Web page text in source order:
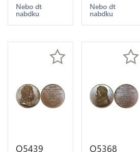
1660 Philips
IV Battle
Spain
Nebo dt
nabdku
Gectz
Bureau
1600
Nebo dt
nabdku
O5439 O5368